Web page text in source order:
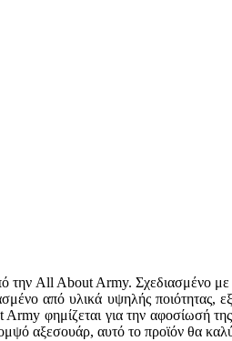
την All About Army. Σχεδιασμένο
από υλικά υψηλής ποιότητας,
φημίζεται για την αφοσίωσή της
αξεσουάρ, αυτό το προϊόν θα